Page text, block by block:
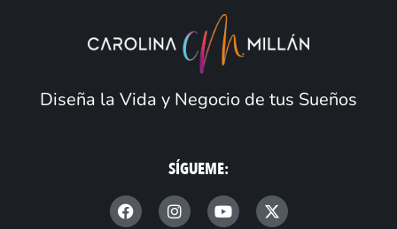
Diseña la Vida y Negocio de tus Sueños
SÍGUEME:
F
a
I
n
Y
o
X
-